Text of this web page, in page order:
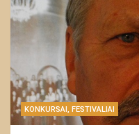
KONKURSAI, FESTIVALIAI